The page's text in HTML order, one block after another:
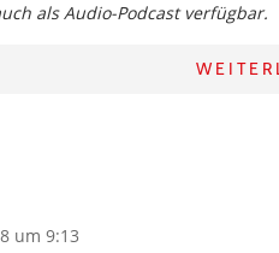
als Audio-Podcast verfügbar.
um 9:13